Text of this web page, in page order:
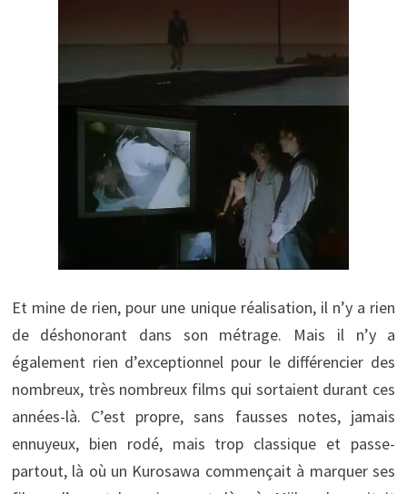
Et mine de rien, pour une unique réalisation, il n’y a rien
de déshonorant dans son métrage. Mais il n’y a
également rien d’exceptionnel pour le différencier des
nombreux, très nombreux films qui sortaient durant ces
années-là. C’est propre, sans fausses notes, jamais
ennuyeux, bien rodé, mais trop classique et passe-
partout, là où un Kurosawa commençait à marquer ses